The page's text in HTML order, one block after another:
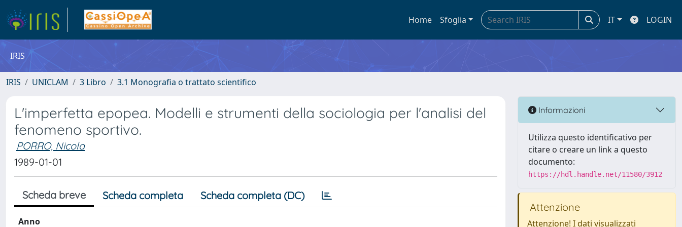
Home Sfoglia IT LOGIN
IRIS
IRIS UNICLAM 3 Libro 3.1 Monografia o trattato scientifico
L'imperfetta epopea. Modelli e strumenti della sociologia per l'analisi del
fenomeno sportivo.
PORRO, Nicola
1989-01-01
Scheda breve Scheda completa Scheda completa (DC)
Anno
Informazioni
Utilizza questo identificativo per
citare o creare un link a questo
documento:
https://hdl.handle.net/11580/3912
Attenzione
Attenzione! I dati visualizzati